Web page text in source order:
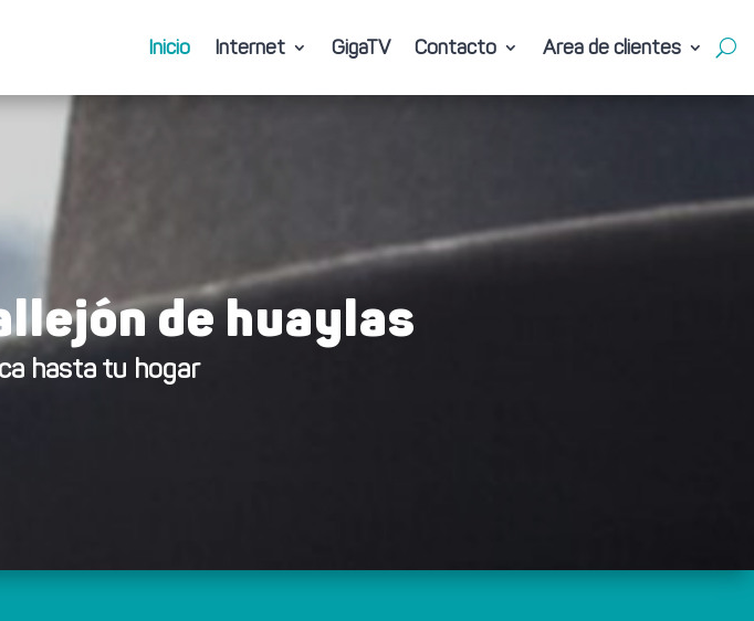
Inicio Internet GigaTV Contacto Area de clientes
de huaylas
hasta tu hogar